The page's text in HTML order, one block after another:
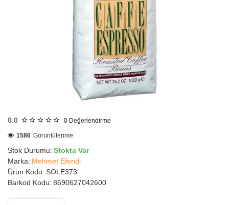
0.0 0 Değerlendirme
Stok Durumu: Stokta Var
Marka: Mehmet Efendi
Ürün Kodu: SOLE373
Barkod Kodu: 8690627042600
1586 Görüntülenme